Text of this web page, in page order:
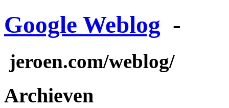
Google Weblog -
jeroen.com/weblog/
Archieven